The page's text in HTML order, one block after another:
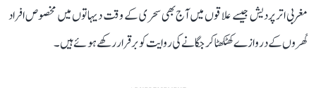
مغربی اتر پردیش جیسے علاقوں میں آج بھی سحری کے وقت دیہاتوں میں مخصوص افراد
گھروں کے دروازے کھٹکھٹا کر جگانے کی روایت کو برقرار رکھے ہوئے ہیں۔